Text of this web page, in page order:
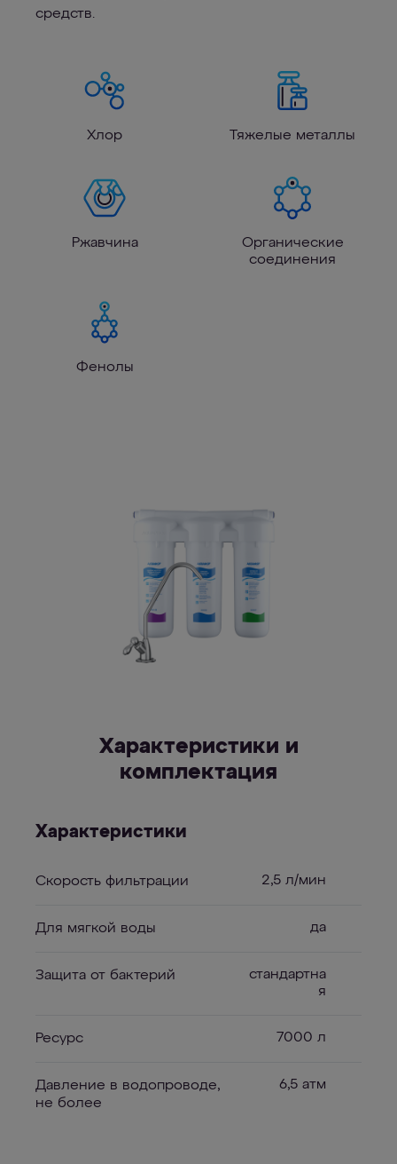
средств.
Хлор Тяжелые металлы
Ржавчина
Органические
соединения
Фенолы
Характеристики и
комплектация
Характеристики
Скорость фильтрации 2,5 л/мин
Для мягкой воды да
Защита от бактерий
стандартна
я
Ресурс 7000 л
Давление в водопроводе,
не более
6,5 атм